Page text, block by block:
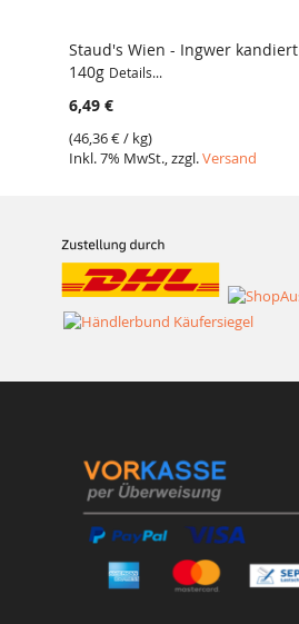
Staud's Wien - Ingwer kandiert
140g Details...
6,49 €
(46,36 €/ kg)
Inkl. 7% MwSt., zzgl.Versand